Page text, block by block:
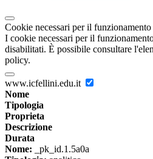
Cookie necessari per il funzionamento
I cookie necessari per il
disabilitati. È possibile consultare
policy.
www.icfellini.edu.it
Nome
Tipologia
Proprieta
Descrizione
Durata
Nome: _pk_id.1.5a0a